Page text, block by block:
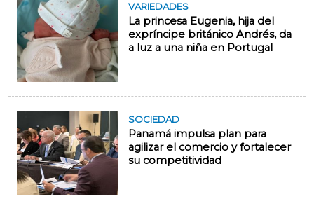
VARIEDADES
La princesa Eugenia, hija del
expríncipe británico Andrés, da
a luz a una niña en Portugal
SOCIEDAD
Panamá impulsa plan para
agilizar el comercio y fortalecer
su competitividad